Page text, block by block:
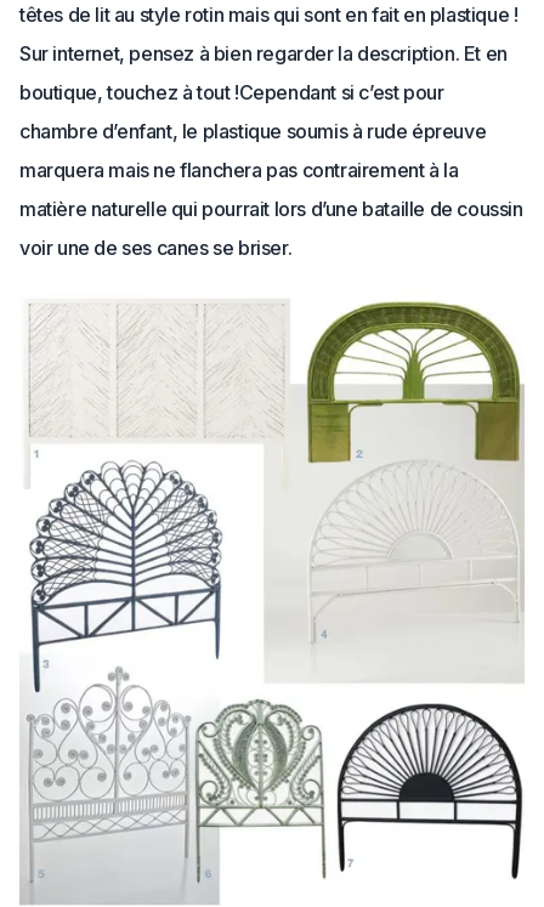
têtes de lit au style rotin mais qui sont en fait en plastique !
Sur internet, pensez à bien regarder la description. Et en
boutique, touchez à tout !Cependant si c’est pour
chambre d’enfant, le plastique soumis à rude épreuve
marquera mais ne flanchera pas contrairement à la
matière naturelle qui pourrait lors d’une bataille de coussin
voir une de ses canes se briser.